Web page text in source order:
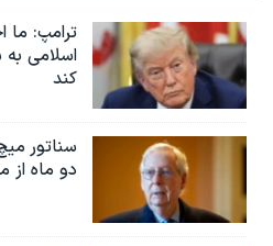
ترامپ: ما
اسلامی
کند
سناتور
دو ماه